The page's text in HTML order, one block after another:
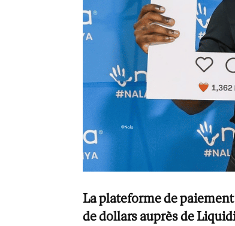
La plateforme de
de dollars auprès de